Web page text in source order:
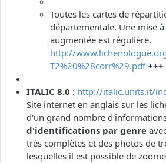
Toutes les cartes de
départementale. Une mise
augmentée est régulière.
http://
T2%20%28corr%29.pdf +++
ITALIC 8.0 : http://italic.units.it/
Site internet en anglais sur les
d'un grand nombre
d'identifications par genre
très complètes et des photos de
lesquelles il est possible de